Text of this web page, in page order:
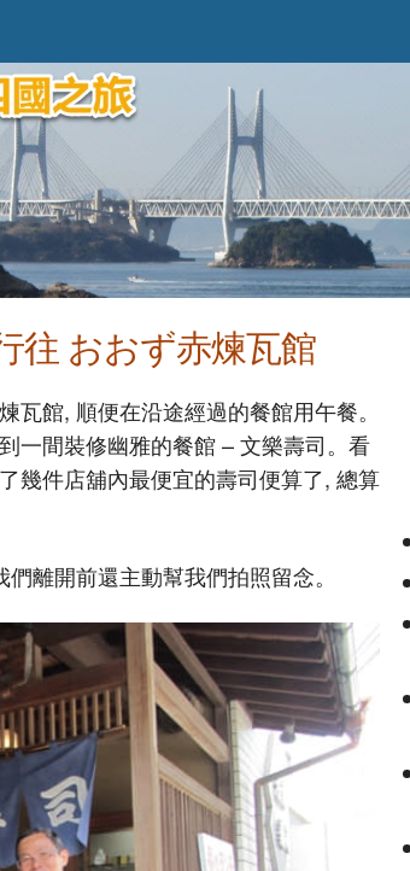
往 おおず赤煉瓦館
館, 順便在沿途經過的餐館用午餐。
一間裝修幽雅的餐館 – 文樂壽司。看
幾件店舖內最便宜的壽司便算了, 總算
離開前還主動幫我們拍照留念。